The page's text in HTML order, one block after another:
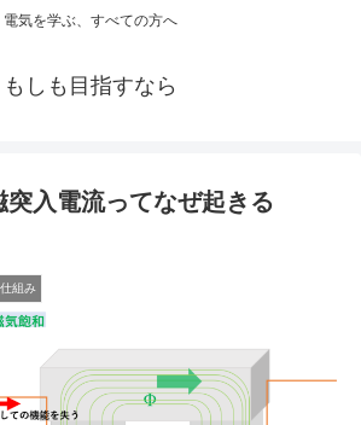
電気を学ぶ、すべての方へ
もしも目指すなら
入電流ってなぜ起きる
組み